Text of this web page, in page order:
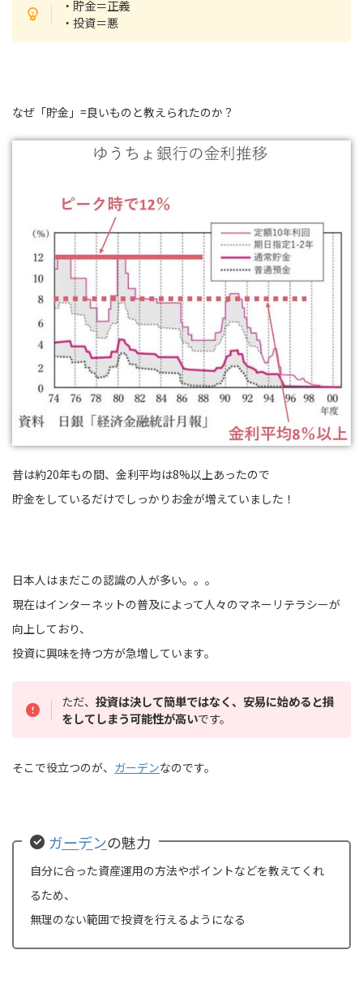
・貯金＝正義
・投資＝悪
なぜ「貯金」=良いものと教えられたのか？
昔は約20年もの間、金利平均は8%以上あったので
貯金をしているだけでしっかりお金が増えていました！
日本人はまだこの認識の人が多い。。。
現在はインターネットの普及によって人々のマネーリテラシーが
向上しており、
投資に興味を持つ方が急増しています。
ただ、投資は決して簡単ではなく、安易に始めると損
をしてしまう可能性が高いです。
そこで役立つのが、 ガーデンなのです。
ガーデンの魅力
自分に合った資産運用の方法やポイントなどを教えてくれ
るため、
無理のない範囲で投資を行えるようになる